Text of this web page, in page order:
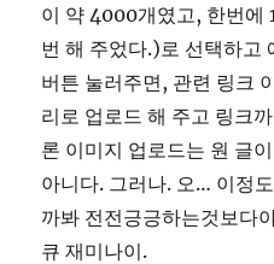
이 약 4000개였고, 한번에
번 해 주었다.)로 선택하고
버튼 눌러주면, 관련 링크
리로 업로드 해 주고 링크
론 이미지 업로드는 원 글
아니다. 그러나. 오… 이정
까봐 전전긍긍하는것보다
큐 재미나이.